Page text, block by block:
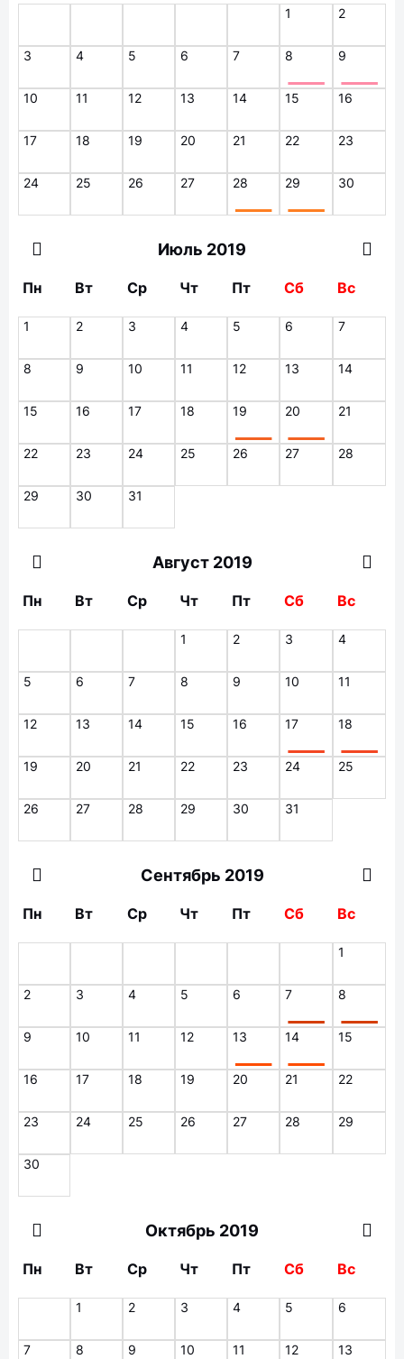
1 2
3 4 5 6 7 8 9
10 11 12 13 14 15 16
17 18 19 20 21 22 23
24 25 26 27 28 29 30
Июль 2019
Пн Вт Ср Чт Пт Сб Вс
1 2 3 4 5 6 7
8 9 10 11 12 13 14
15 16 17 18 19 20 21
22 23 24 25 26 27 28
29 30 31
Август 2019
Пн Вт Ср Чт Пт Сб Вс
1 2 3 4
5 6 7 8 9 10 11
12 13 14 15 16 17 18
19 20 21 22 23 24 25
26 27 28 29 30 31
Сентябрь 2019
Пн Вт Ср Чт Пт Сб Вс
1
2 3 4 5 6 7 8
9 10 11 12 13 14 15
16 17 18 19 20 21 22
23 24 25 26 27 28 29
30
Октябрь 2019
Пн Вт Ср Чт Пт Сб Вс
1 2 3 4 5 6
7 8 9 10 11 12 13